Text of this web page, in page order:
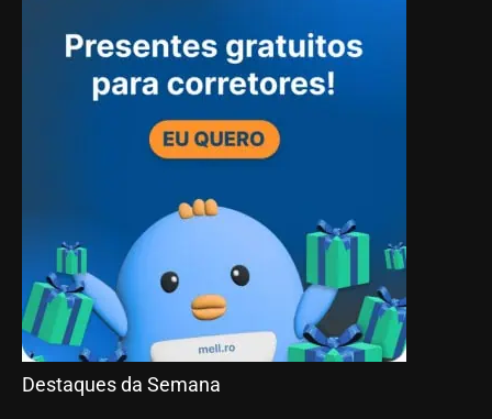
Destaques da Semana